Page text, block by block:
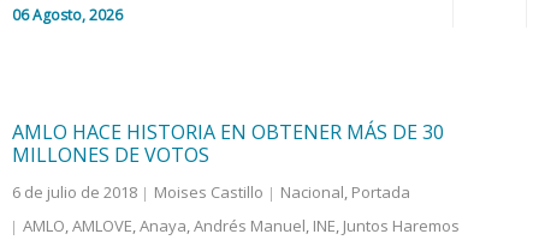
06 Agosto, 2026
Colaboradores
AMLO HACE HISTORIA EN OBTENER MÁS DE 30
MILLONES DE VOTOS
6 de julio de 2018 Moises Castillo Nacional, Portada
AMLO,AMLOVE,Anaya,Andrés Manuel, INE, Juntos Haremos